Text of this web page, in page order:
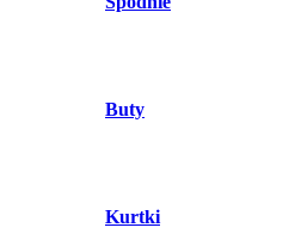
Buty
Kurtki